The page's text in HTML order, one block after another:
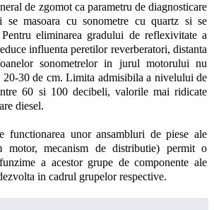
de zgomot ca parametru de diagnosticare
se masoara cu sonometre cu quartz si se
eliminarea gradului de reflexivitate a
influenta peretilor reverberatori, distanta
sonometrelor in jurul motorului nu
20-30 de cm. Limita admisibila a nivelului de
60 si 100 decibeli, valorile mai ridicate
diesel.
functionarea unor ansambluri de piese ale
motor, mecanism de distributie) permit o
a acestor grupe de componente ale
in cadrul grupelor respective.